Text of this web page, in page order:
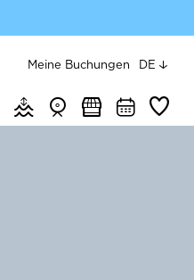
Meine Buchungen DE
Gezeiten & Wetter
WebcamsMärkte Agenda